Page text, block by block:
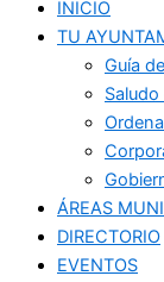
INICIO
TU
Guía
ÁREAS
DIRECTORIO
EVENTOS